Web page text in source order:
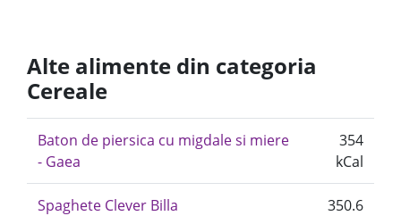
Alte alimente din categoria
Cereale
Baton de piersica cu migdale si miere
- Gaea
354
kCal
Spaghete Clever Billa
350.6